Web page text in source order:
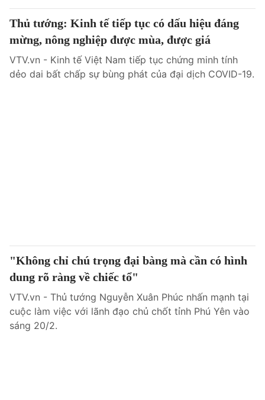
Thủ tướng: Kinh tế tiếp tục có dấu hiệu đáng
mừng, nông nghiệp được mùa, được giá
VTV.vn - Kinh tế Việt Nam tiếp tục chứng minh tính
dẻo dai bất chấp sự bùng phát của đại dịch COVID-19.
"Không chỉ chú trọng đại bàng mà cần có hình
dung rõ ràng về chiếc tổ"
VTV.vn - Thủ tướng Nguyễn Xuân Phúc nhấn mạnh tại
cuộc làm việc với lãnh đạo chủ chốt tỉnh Phú Yên vào
sáng 20/2.